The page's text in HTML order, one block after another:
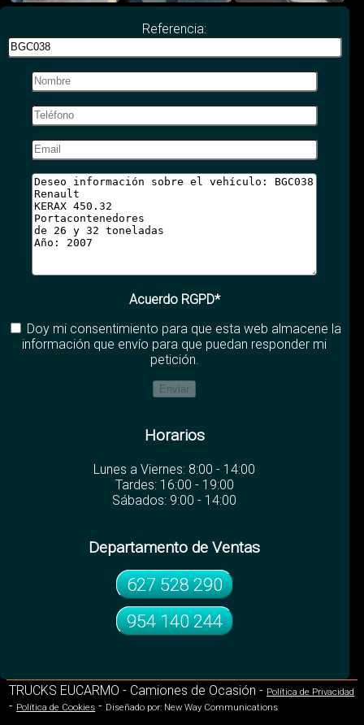
Referencia:
Acuerdo RGPD*
Doy mi consentimiento para que esta web almacene la
información que envío para que puedan responder mi
petición.
Horarios
Lunes a Viernes: 8:00 - 14:00
Tardes: 16:00 - 19:00
Sábados: 9:00 - 14:00
Departamento de Ventas
627 528 290
954 140 244
TRUCKS EUCARMO - Camiones de Ocasión - Política de Privacidad
- Política de Cookies - Diseñado por: New Way Communications